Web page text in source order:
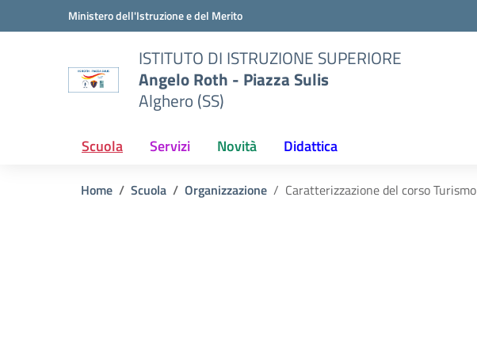
Vai ai contenuti
Vai al menu di navigazioneMinistero dell'Istruzione e del Merito
ISTITUTO DI ISTRUZIONE SUPERIORE
Angelo Roth - Piazza Sulis
Alghero (SS)
Scuola Servizi Novità Didattica
Home Scuola Organizzazione Caratterizzazione del corso Turismo